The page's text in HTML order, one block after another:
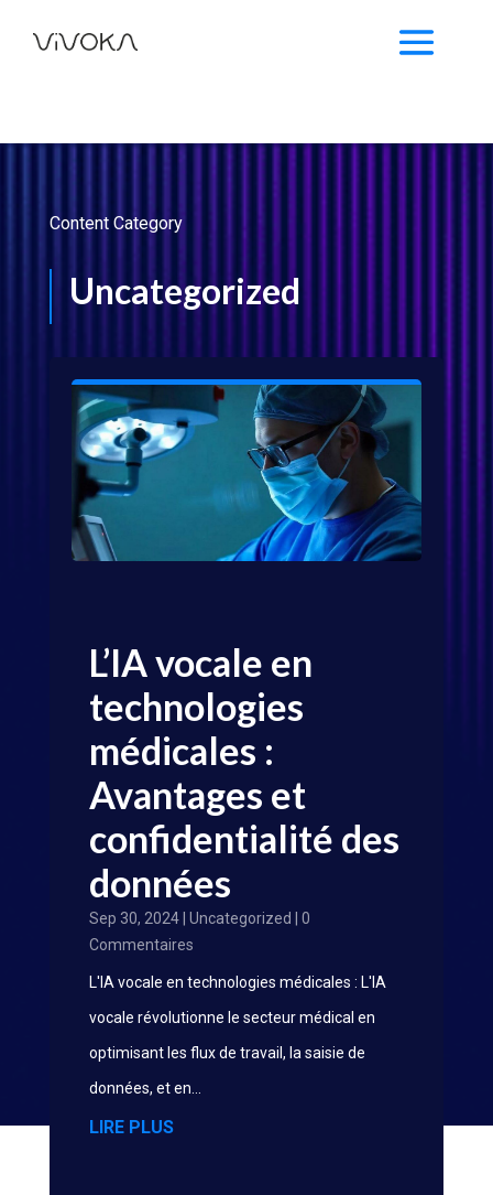
Content Category
Uncategorized
L’IA vocale en
technologies
médicales :
Avantages et
confidentialité des
données
Sep 30, 2024| Uncategorized
| 0
Commentaires
L'IA vocale en technologies médicales : L'IA
vocale révolutionne le secteur médical en
optimisant les flux de travail, la saisie de
données, et en...
LIRE PLUS